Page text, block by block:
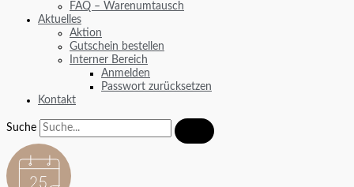
FAQ – Warenumtausch
Aktuelles
Aktion
Gutschein bestellen
Interner Bereich
Anmelden
Passwort zurücksetzen
Kontakt
Suche